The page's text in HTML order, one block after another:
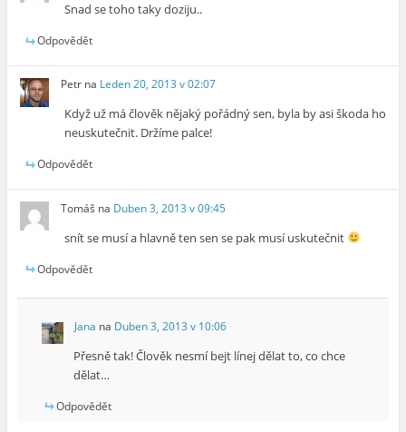
Snad se toho taky doziju..
Odpovědět
Petr na Leden 20, 2013 v 02:07
Když už má člověk nějaký pořádný sen, byla by asi škoda ho
neuskutečnit. Držíme palce!
Odpovědět
Tomáš na Duben 3, 2013 v 09:45
snít se musí a hlavně ten sen se pak musí uskutečnit
Odpovědět
Jana na Duben 3, 2013 v 10:06
Přesně tak! Člověk nesmí bejt línej dělat to, co chce
dělat…
Odpovědět